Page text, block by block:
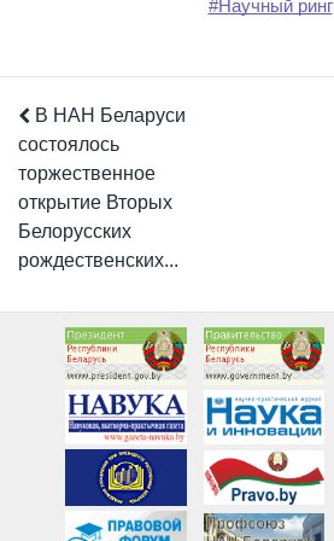
#Научный ринг
В НАН Беларуси
состоялось
торжественное
открытие Вторых
Белорусских
рождественских...